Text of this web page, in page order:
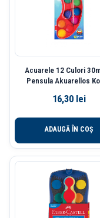
Acuarele 12 Culori
Pensula Akuarellos
16,30 lei
ADAUGĂ ÎN COȘ